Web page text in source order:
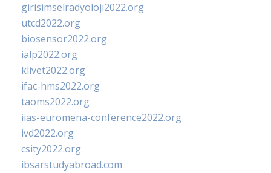
girisimselradyoloji2022.org
utcd2022.org
biosensor2022.org
ialp2022.org
klivet2022.org
ifac-hms2022.org
taoms2022.org
iias-euromena-conference2022.org
ivd2022.org
csity2022.org
ibsarstudyabroad.com